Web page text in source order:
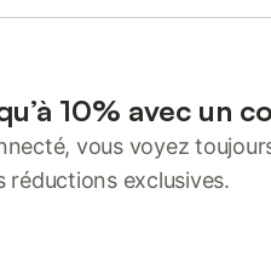
10% avec un
vous voyez
réductions exclusives.